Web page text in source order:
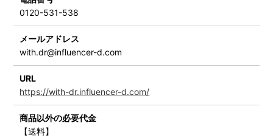
0120-531-538
メールアドレス
with.dr@influencer-d.com
URL
https://with-dr.influencer-d.com/
商品以外の必要代金
【送料】